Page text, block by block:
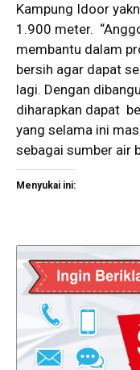
Kampung Idoor
1.900 meter.
membantu dalam
bersih agar dapat
lagi. Dengan
diharapkan dapat
yang selama ini
sebagai sumber air
Menyukai ini: